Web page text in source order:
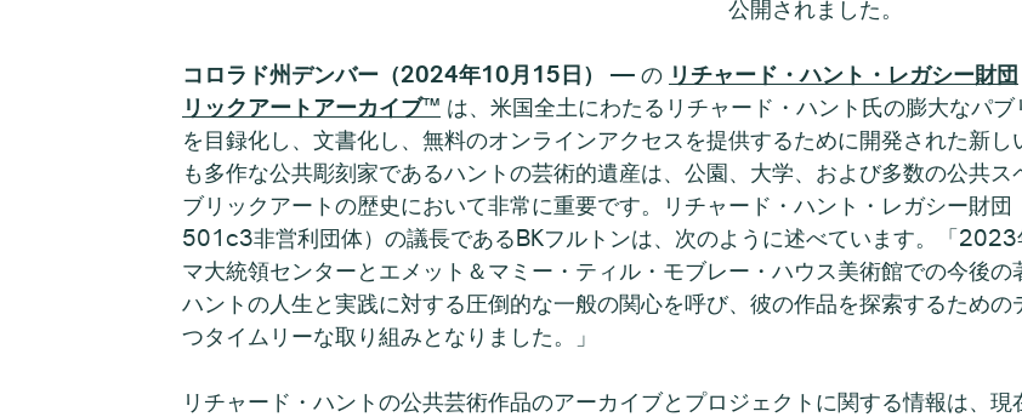
公開されました。
コロラド州デンバー（2024年10月15日） — の リチャード・ハント・レガシー財団
リックアートアーカイブ™ は、米国全土にわたるリチャード・ハント氏の膨大なパ
を目録化し、文書化し、無料のオンラインアクセスを提供するために開発された新
も多作な公共彫刻家であるハントの芸術的遺産は、公園、大学、および多数の公共
ブリックアートの歴史において非常に重要です。リチャード・ハント・レガシー財
501c3非営利団体）の議長であるBKフルトンは、次のように述べています。「
マ大統領センターとエメット＆マミー・ティル・モブレー・ハウス美術館での今後
ハントの人生と実践に対する圧倒的な一般の関心を呼び、彼の作品を探索するため
つタイムリーな取り組みとなりました。」
リチャード・ハントの公共芸術作品のアーカイブとプロジェクトに関する情報は、現